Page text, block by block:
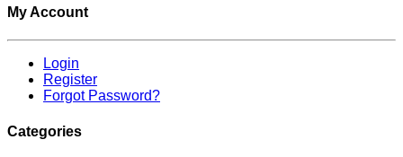
My Account
Login
Register
Forgot Password?
Categories